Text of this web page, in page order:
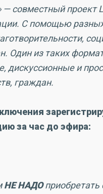
совместный проект
С помощью
Один из таких
дискуссионные и
граждан.
за час до эфира:
НЕ НАДОприобретать